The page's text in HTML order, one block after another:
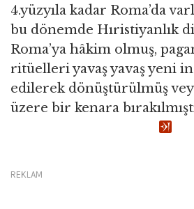
4.yüzyıla kadar Roma’da
bu dönemde Hıristiyanlık
Roma’ya hâkim olmuş,
ritüelleri yavaş yavaş yeni
edilerek dönüştürülmüş
üzere bir kenara
REKLAM